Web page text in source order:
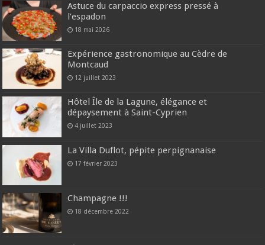
Astuce du carpaccio express pressé à
l’espadon
18 mai 2026
Expérience gastronomique au Cèdre de
Montcaud
12 juillet 2023
Hôtel Île de la Lagune, élégance et
dépaysement à Saint-Cyprien
4 juillet 2023
La Villa Duflot, pépite perpignanaise
17 février 2023
Champagne !!!
18 décembre 2022